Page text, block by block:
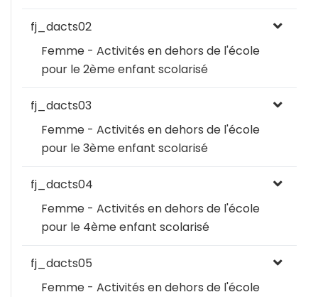
fj_dacts02
Femme - Activités en dehors de l'école
pour le 2ème enfant scolarisé
fj_dacts03
Femme - Activités en dehors de l'école
pour le 3ème enfant scolarisé
fj_dacts04
Femme - Activités en dehors de l'école
pour le 4ème enfant scolarisé
fj_dacts05
Femme - Activités en dehors de l'école